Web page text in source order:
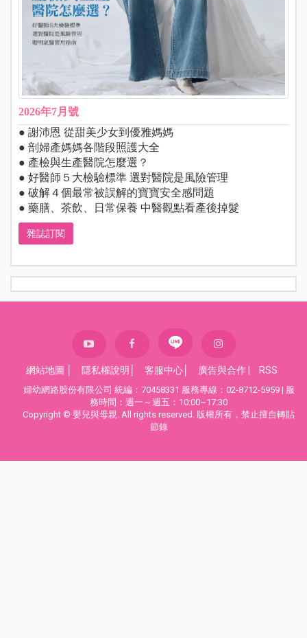
2026年7月號
● 謝沛恩 從甜美少女到優雅媽媽
● 剖婦產媽媽各階段照護大全
● 產檢與生產醫院怎麼選？
● 好醫師５大檢驗標準 選對醫院是風險管理
● 破解４個最常被誤解的寶寶安全感問題
● 藥膳、茶飲、日常保養 中醫觀點看產後掉髮
雜誌訂閱
網站地圖 隱私權說明 客服中心 廣告與合作| RSS
婦幼網路股份有限公司 統編：70458331 服務專線：02-8712-5959 | 服
務時間：週一～週五：10:00~17:30
Copyright © 嬰兒與母親. All rights reserved. 版權所有，禁止擅自轉貼
節錄